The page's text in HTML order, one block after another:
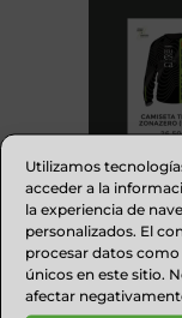
Utilizamos
acceder a la
la experiencia de
personalizados. El
procesar datos
únicos en este sitio.
afectar